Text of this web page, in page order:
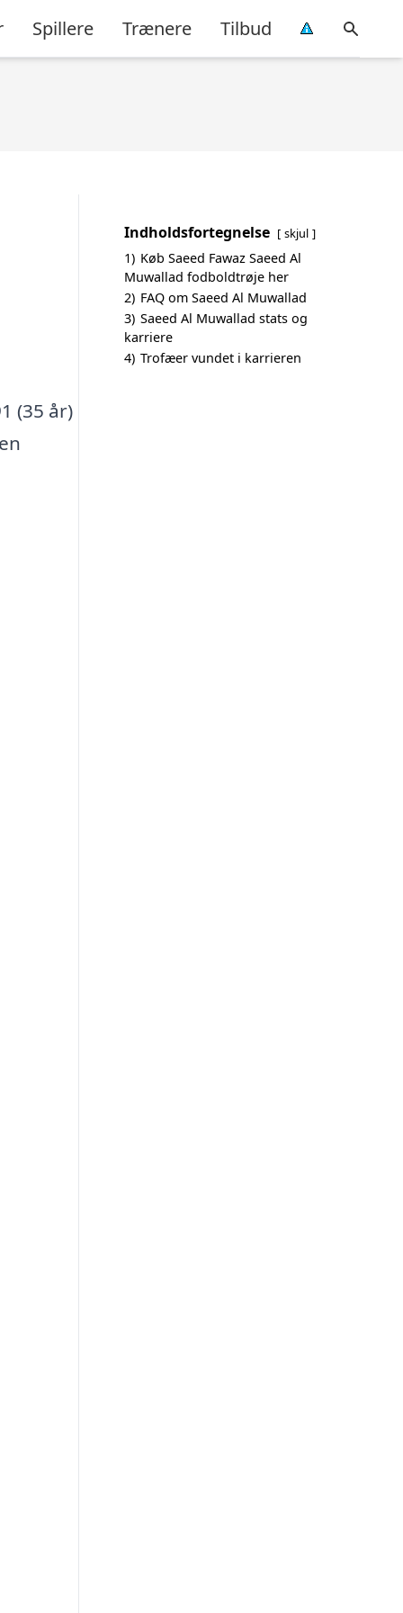
Spillere Trænere Tilbud
(35 år)
Indholdsfortegnelse skjul
1) Køb Saeed Fawaz Saeed Al
Muwallad fodboldtrøje her
2) FAQ om Saeed Al Muwallad
3) Saeed Al Muwallad stats og
karriere
4) Trofæer vundet i karrieren